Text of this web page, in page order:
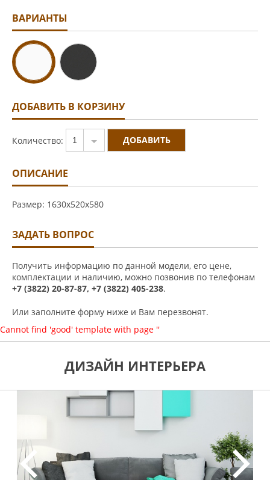
ВАРИАНТЫ
ДОБАВИТЬ В КОРЗИНУ
Количество: 1
ОПИСАНИЕ
Размер: 1630х520х580
ЗАДАТЬ ВОПРОС
Получить информацию по данной модели, его цене,
комплектации и наличию, можно позвонив по телефонам
+7 (3822) 20-87-87, +7 (3822) 405-238.
Или заполните форму ниже и Вам перезвонят.
Cannot find 'good' template with page ''
ДИЗАЙН ИНТЕРЬЕРА